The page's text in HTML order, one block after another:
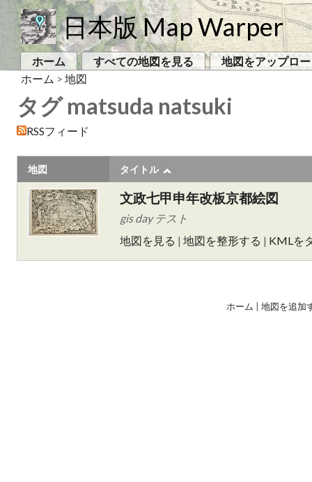
日本版 Map Warper
ホーム すべての地図を見る
地図をアップロ
ホーム > 地図
タグ matsuda natsuki
RSSフィード
地図 タイトル
文政七甲申年改板京都絵図
gis day テスト
地図を見る | 地図を整形する | KMLを
ホーム 地図を追加